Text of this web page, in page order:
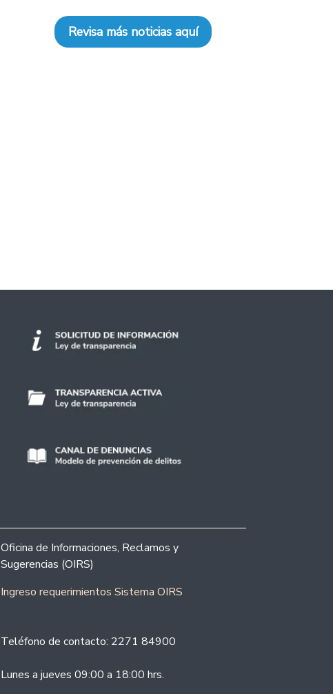
Revisa más noticias aquí
Oficina de Informaciones, Reclamos y
Sugerencias (OIRS)
Ingreso requerimientos Sistema OIRS
Teléfono de contacto: 2271 84900
Lunes a jueves 09:00 a 18:00 hrs.